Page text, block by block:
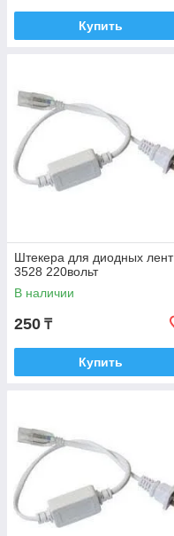
Купить
Штекера для диодных лент
3528 220вольт
В наличии
250 ₸
Купить